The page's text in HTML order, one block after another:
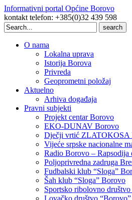
Informativni portal Općine Borovo
kontakt telefon: +385(0)32 439 598
Search
for:
O nama
Lokalna uprava
Istorija Borova
Privreda
Geoprometni položaj
Aktuelno
Arhiva događaja
Pravni subjekti
Projekt centar Borovo
EKO-DUNAV Borovo
Dječji vrtić ZLATOKOSA
Vijeće srpske nacionalne
Radio Borovo – Rapsodija
Poljoprivredna zadruga
Fudbalski klub “Sloga”
Šah klub “Sloga” Borovo
Sportsko ribolovno
Lovačko društvo “Borovo”